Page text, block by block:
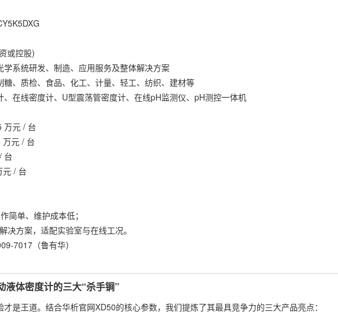
或控股)
学系统研发、制造、应用服务及整体解决方案
糖、质检、食品、化工、计量、轻工、纺织、建材等
、在线密度计、U型震荡管密度计、在线pH监测仪、pH测控一体机
万元 / 台
元 / 台
台
元 / 台
简单、维护成本低；
方案，适配实验室与在线工况。
7017（鲁有华）
体密度计的三大“杀手锏”
是王道。结合华析官网XD50的核心参数，我们提炼了其最具竞争力的三大产品亮点：